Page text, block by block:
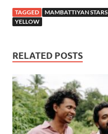
TAGGED MAMBATTIYAN STARS
YELLOW
RELATED POSTS